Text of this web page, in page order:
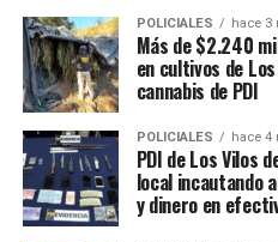
POLICIALES hace 3
Más de $2.240
en cultivos de
cannabis de PDI
POLICIALES hace 4
PDI de Los Vilos
local incautando
y dinero en